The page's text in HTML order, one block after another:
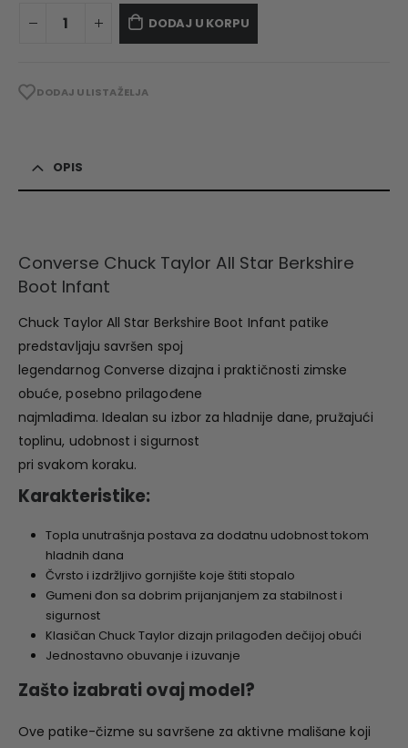
DODAJ U KORPU
DODAJ U LISTA ŽELJA
OPIS
Converse Chuck Taylor All Star Berkshire
Boot Infant
Chuck Taylor All Star Berkshire Boot Infant patike
predstavljaju savršen spoj
legendarnog Converse dizajna i praktičnosti zimske
obuće, posebno prilagođene
najmlađima. Idealan su izbor za hladnije dane, pružajući
toplinu, udobnost i sigurnost
pri svakom koraku.
Karakteristike:
Topla unutrašnja postava za dodatnu udobnost tokom
hladnih dana
Čvrsto i izdržljivo gornjište koje štiti stopalo
Gumeni đon sa dobrim prijanjanjem za stabilnost i
sigurnost
Klasičan Chuck Taylor dizajn prilagođen dečijoj obući
Jednostavno obuvanje i izuvanje
Zašto izabrati ovaj model?
Ove patike-čizme su savršene za aktivne mališane koji